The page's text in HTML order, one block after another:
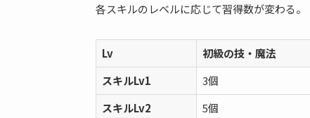
各スキルのレベルに応じて習得数が変わる。
Lv 初級の技・魔法
スキルLv1
3個
スキルLv2
5個